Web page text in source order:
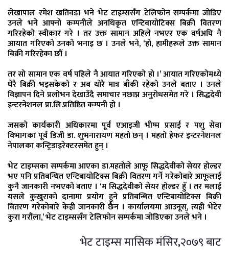
लेखापाल रमेश खतिवडा भने भेट टाइम्ससँग टेलिफोन सम्पर्कमा जोडिए
उनले भने आफ्नो कम्पनीले अनधिकृत एन्टिबायोटिक्स बिक्री वितरण
गरिरहेको स्वीकार गरे । तर उक्त सामान अहिले नभएर एक वर्षअघि नै
आयात गरिएको उनको भनाइ छ । उनले भने, ‘हो, हामीहरूले उक्त सामान
बिक्री गरिरहेका छौं ।
तर सो सामान एक वर्ष पहिले नै आयात गरिएको हो ।’ आयात गरिएकोमध्ये
धेरै बिक्री भइसकेको र अब थोरै मात्र बाँकी रहेको उनले बताए । उनले
विज्ञापन दिने प्रलोभन देखाउँदै समाचार नछाप्न अनुरोधसमेत गरे । सिद्धदेवी
इन्टरनेशनल प्रा.लि.प्रतिष्ठित कम्पनी हो ।
जसको कार्यकारी अधिकारमा पूर्व एआइजी भीष्म प्रसाई र पशु सेवा
विभागका पूर्व डिजी डा. शुभनारायण महतो छन् । महतो हेफर इन्टरनेशनल
नेपालका कन्ट्रिडाइरेक्टरसमेत हुन् ।
भेट टाइम्सका सम्पर्कमा आएका डा.महतोले आफू सिद्धदेवीको सेयर होल्डर
भए पनि प्रतिबन्धित एन्टिबायोटिक्स बिक्री वितरण गर्ने गरेकोबारे आफूलाई
कुनै जानकारी नभएको बताए । ‘म सिद्धदेवीको सेयर होल्डर हुँ । तर मलाई
यसले कुखुराको दानामा प्रयोग हुने प्रतिबन्धित एन्टिबायोटिक्स बिक्री
वितरण गरेकोबारे केही जानकारी छैन । कार्यालयमा आउनूस्, त्यही भेटेर
कुरा गरौंला,’ भेट टाइम्ससँग टेलिफोन सम्पर्कमा जोडिएका उनले भने ।
भेट टाइम्स मासिक मंसिर,२०७९ बाट